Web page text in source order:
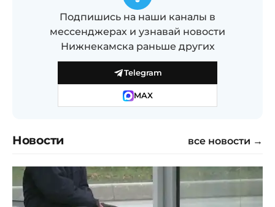
Подпишись на наши каналы в
мессенджерах и узнавай новости
Нижнекамска раньше других
Telegram
MAX
Новости все новости →